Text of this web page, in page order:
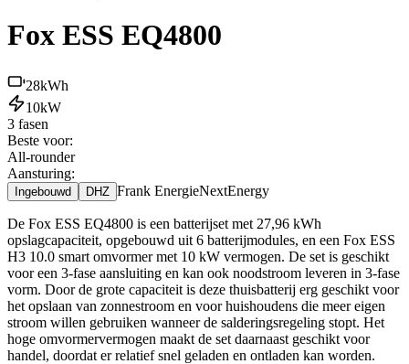
Fox ESS EQ4800
28kWh
10kW
3 fasen
Beste voor:
All-rounder
Aansturing:
Ingebouwd DHZ Frank EnergieNextEnergy
De Fox ESS EQ4800 is een batterijset met 27,96 kWh
opslagcapaciteit, opgebouwd uit 6 batterijmodules, en een Fox ESS
H3 10.0 smart omvormer met 10 kW vermogen. De set is geschikt
voor een 3-fase aansluiting en kan ook noodstroom leveren in 3-fase
vorm. Door de grote capaciteit is deze thuisbatterij erg geschikt voor
het opslaan van zonnestroom en voor huishoudens die meer eigen
stroom willen gebruiken wanneer de salderingsregeling stopt. Het
hoge omvormervermogen maakt de set daarnaast geschikt voor
handel, doordat er relatief snel geladen en ontladen kan worden.